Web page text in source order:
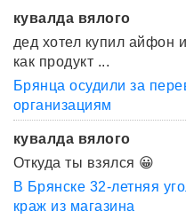
кувалда вялого
дед хотел купил айфон
как продукт ...
Брянца осудили за
организациям
кувалда вялого
Откуда ты взялся 😀
В Брянске 32-летняя
краж из магазина